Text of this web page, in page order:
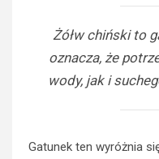
Żółw chiński to
oznacza, że
wody, jak i
Gatunek ten wyróżnia